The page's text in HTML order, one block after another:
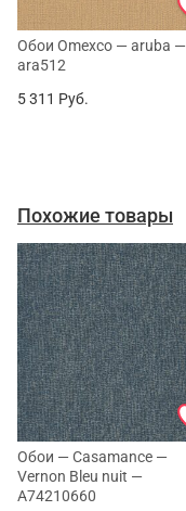
Обои Omexco — aruba —
ara512
5 311 Руб.
Похожие товары
Обои — Casamance —
Vernon Bleu nuit —
A74210660